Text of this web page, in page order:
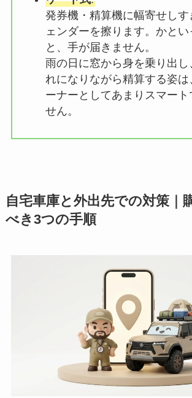
発券機・精算機に幅寄せしす
ェンダーを擦ります。かとい
と、手が届きません。
雨の日に窓から身を乗り出し
れになりながら精算する姿は
ーナーとしてあまりスマート
せん。
自宅車庫と外出先での対策｜
べき3つの手順